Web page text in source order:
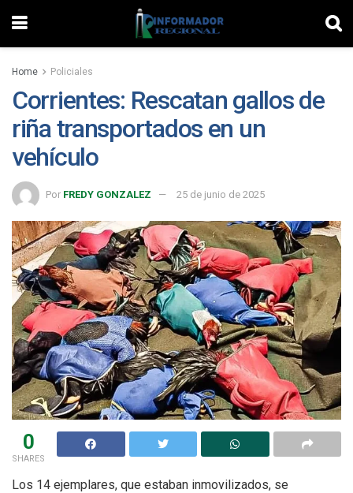
Home Policiales
Corrientes: Rescatan gallos de
riña transportados en un
vehículo
Por FREDY GONZALEZ 25 de junio de 2025
0
SHARES
Los 14 ejemplares, que estaban inmovilizados, se